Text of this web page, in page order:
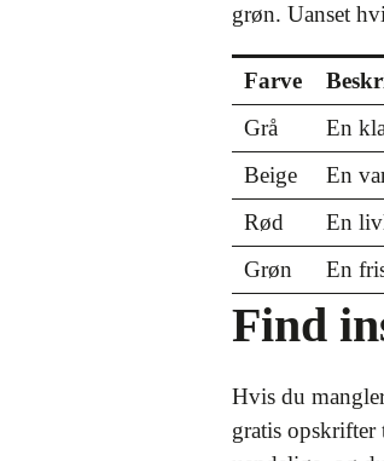
grøn. Uanset
Farve
Grå
En
Beige
En
Rød
En
Grøn
En
Find
Hvis du
gratis opskrifter